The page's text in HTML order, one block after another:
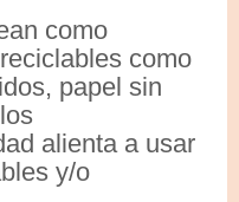
como
como
papel sin
alienta a usar
y/o